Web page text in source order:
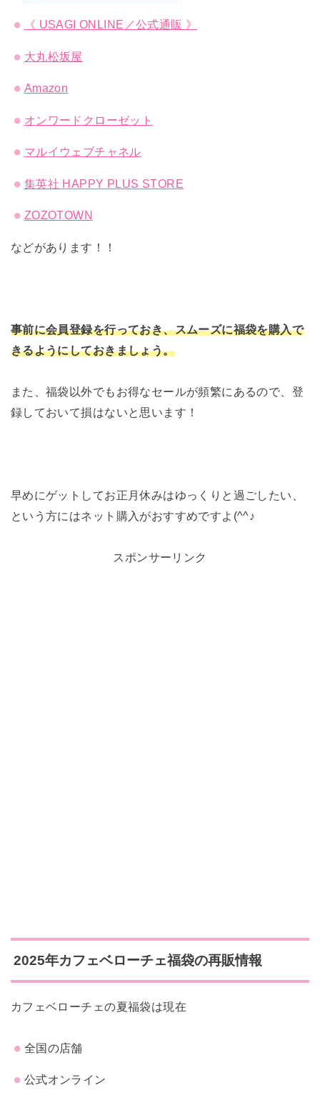
《 USAGI ONLINE／公式通販 》
大丸松坂屋
Amazon
オンワードクローゼット
マルイウェブチャネル
集英社 HAPPY PLUS STORE
ZOZOTOWN
などがあります！！
事前に会員登録を行っておき、スムーズに福袋を購入で
きるようにしておきましょう。
また、福袋以外でもお得なセールが頻繁にあるので、登
録しておいて損はないと思います！
早めにゲットしてお正月休みはゆっくりと過ごしたい、
という方にはネット購入がおすすめですよ(^^♪
スポンサーリンク
2025年カフェベローチェ福袋の再販情報
カフェベローチェの夏福袋は現在
全国の店舗
公式オンライン